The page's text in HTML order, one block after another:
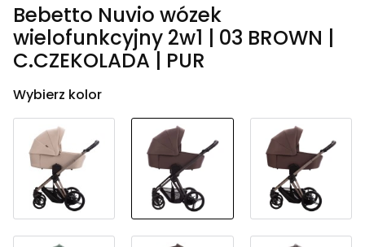
Bebetto Nuvio wózek
wielofunkcyjny 2w1 | 03 BROWN |
C.CZEKOLADA | PUR
Wybierz kolor